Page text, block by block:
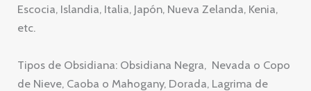
Escocia, Islandia, Italia, Japón, Nueva Zelanda, Kenia,
etc.
Tipos de Obsidiana: Obsidiana Negra, Nevada o Copo
de Nieve, Caoba o Mahogany, Dorada, Lagrima de